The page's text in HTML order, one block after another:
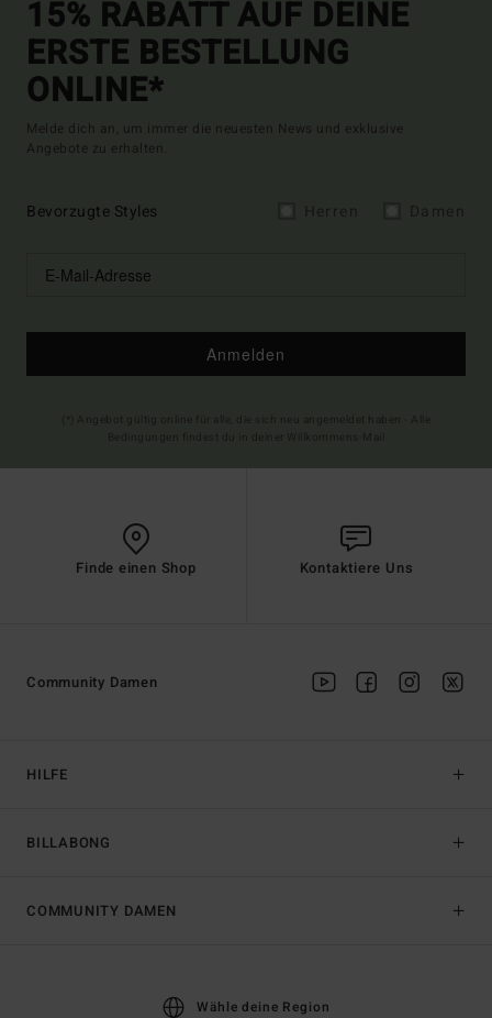
15% RABATT AUF DEINE
ERSTE BESTELLUNG
ONLINE*
Melde dich an, um immer die neuesten News und exklusive
Angebote zu erhalten.
Bevorzugte Styles
Anmelden
Finde einen Shop Kontaktiere Uns
HILFE
BILLABONG
Community Damen
COMMUNITY DAMEN
Wähle deine Region